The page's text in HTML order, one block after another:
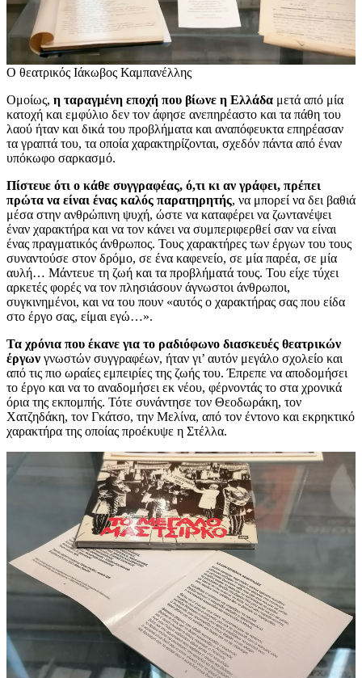
Ο θεατρικός Ιάκωβος Καμπανέλλης
Ομοίως, η ταραγμένη εποχή που βίωνε η Ελλάδα μετά από μία
κατοχή και εμφύλιο δεν τον άφησε ανεπηρέαστο και τα πάθη του
λαού ήταν και δικά του προβλήματα και αναπόφευκτα επηρέασαν
τα γραπτά του, τα οποία χαρακτηρίζονται, σχεδόν πάντα από έναν
υπόκωφο σαρκασμό.
Πίστευε ότι ο κάθε συγγραφέας, ό,τι κι αν γράφει, πρέπει
πρώτα να είναι ένας καλός παρατηρητής, να μπορεί να δει βαθιά
μέσα στην ανθρώπινη ψυχή, ώστε να καταφέρει να ζωντανέψει
έναν χαρακτήρα και να τον κάνει να συμπεριφερθεί σαν να είναι
ένας πραγματικός άνθρωπος. Τους χαρακτήρες των έργων του τους
συναντούσε στον δρόμο, σε ένα καφενείο, σε μία παρέα, σε μία
αυλή… Μάντευε τη ζωή και τα προβλήματά τους. Του είχε τύχει
αρκετές φορές να τον πλησιάσουν άγνωστοι άνθρωποι,
συγκινημένοι, και να του πουν «αυτός ο χαρακτήρας σας που είδα
στο έργο σας, είμαι εγώ…».
Τα χρόνια που έκανε για το ραδιόφωνο διασκευές θεατρικών
έργων γνωστών συγγραφέων, ήταν γι’ αυτόν μεγάλο σχολείο και
από τις πιο ωραίες εμπειρίες της ζωής του. Έπρεπε να αποδομήσει
το έργο και να το αναδομήσει εκ νέου, φέρνοντάς το στα χρονικά
όρια της εκπομπής. Τότε συνάντησε τον Θεοδωράκη, τον
Χατζηδάκη, τον Γκάτσο, την Μελίνα, από τον έντονο και εκρηκτικό
χαρακτήρα της οποίας προέκυψε η Στέλλα.